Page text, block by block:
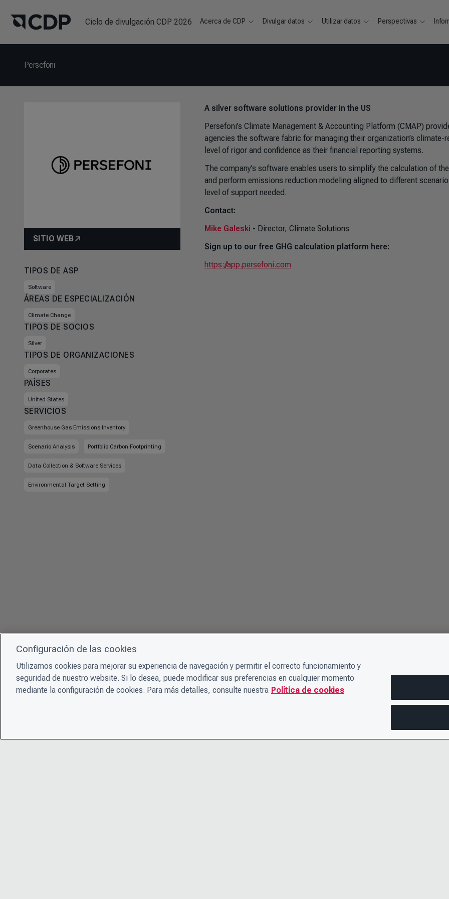
Ciclo de divulgación CDP 2026 Acerca de CDP Divulgar datos Utilizar datos Perspectivas
Persefoni
SITIO WEB
TIPOS DE ASP
Software
ÁREAS DE ESPECIALIZACIÓN
Climate Change
TIPOS DE SOCIOS
Silver
TIPOS DE ORGANIZACIONES
Corporates
PAÍSES
United States
SERVICIOS
Greenhouse Gas Emissions Inventory
Scenario Analysis Portfolio Carbon Footprinting
Data Collection & Software Services
Environmental Target Setting
A silver software solutions provider in the US
Persefoni’s Climate Management & Accounting Platform (CMAP)
agencies the software fabric for managing their organization’s
level of rigor and confidence as their financial reporting systems.
The company’s software enables users to simplify the calculation of
and perform emissions reduction modeling aligned to different
level of support needed.
Contact:
Mike Galeski - Director, Climate Solutions
Sign up to our free GHG calculation platform here:
https://app.persefoni.com
Configuración de las cookies
Utilizamos cookies para mejorar su experiencia de navegación y permitir el correcto funcionamiento y
seguridad de nuestro website. Si lo desea, puede modificar sus preferencias en cualquier momento
mediante la configuración de cookies. Para más detalles, consulte nuestra Política de cookies